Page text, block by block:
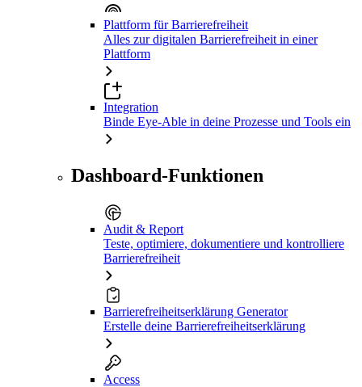
Plattform für Barrierefreiheit
Alles zur digitalen Barrierefreiheit in einer
Plattform
Integration
Binde Eye-Able in deine Prozesse und Tools ein
Dashboard-Funktionen
Audit & Report
Teste, optimiere, dokumentiere und kontrolliere
Barrierefreiheit
Barrierefreiheitserklärung Generator
Erstelle deine Barrierefreiheitserklärung
Access